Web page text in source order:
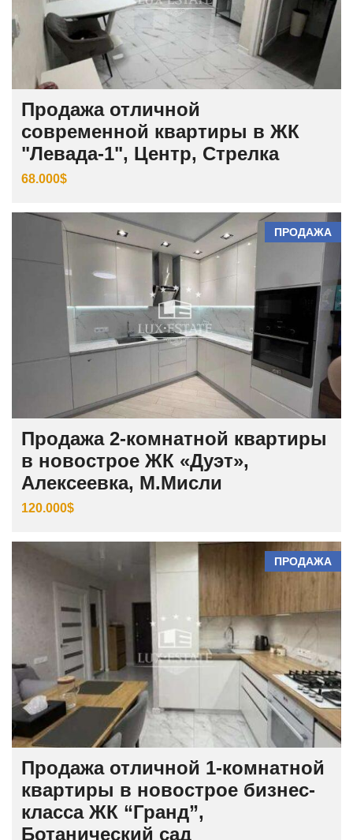
Продажа отличной
современной квартиры в ЖК
"Левада-1", Центр, Стрелка
68.000$
ПРОДАЖА
Продажа 2-комнатной квартиры
в новострое ЖК «Дуэт»,
Алексеевка, М.Мисли
120.000$
ПРОДАЖА
Продажа отличной 1-комнатной
квартиры в новострое бизнес-
класса ЖК “Гранд”,
Ботанический сад